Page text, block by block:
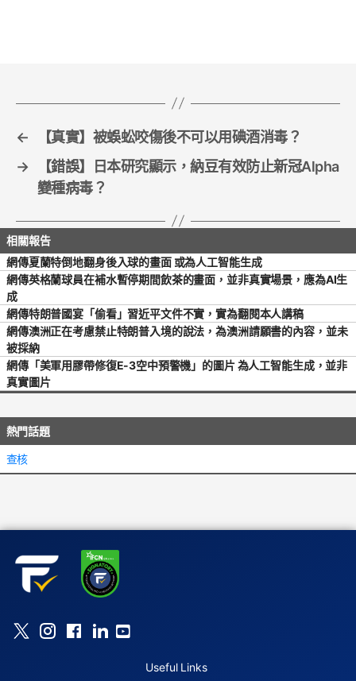
←
【真實】被蜈蚣咬傷後不可以用碘酒消毒？
→
【錯誤】日本研究顯示，納豆有效防止新冠Alpha
變種病毒？
網傳夏蘭特倒地翻身後入球的畫面 或為人工智能生成
網傳英格蘭球員在補水暫停期間飲茶的畫面，並非真實場景，應為AI生
成
網傳特朗普國宴「偷看」習近平文件不實，實為翻閱本人講稿
網傳澳洲正在考慮禁止特朗普入境的說法，為澳洲請願書的內容，並未
被採納
網傳「美軍用膠帶修復E-3空中預警機」的圖片 為人工智能生成，並非
真實圖片
熱門話題
查核
Useful Links